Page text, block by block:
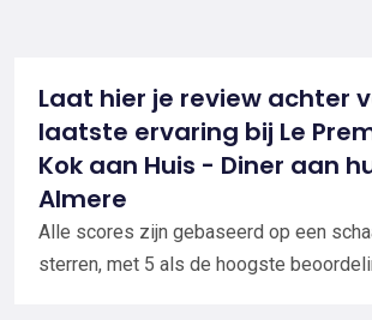
Laat hier je review achter
laatste ervaring bij Le
Kok aan Huis - Diner aan
Almere
Alle scores zijn gebaseerd op een
sterren, met 5 als de hoogste